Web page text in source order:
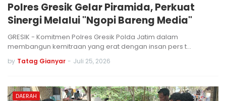
Polres Gresik Gelar Piramida, Perkuat
Sinergi Melalui "Ngopi Bareng Media"
GRESIK - Komitmen Polres Gresik Polda Jatim dalam
membangun kemitraan yang erat dengan insan pers t…
by Tatag Gianyar - Juli 25, 2026
DAERAH